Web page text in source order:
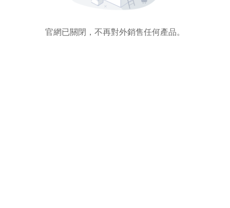
官網已關閉，不再對外銷售任何產品。